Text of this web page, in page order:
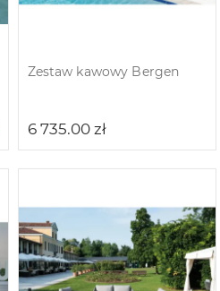
Zestaw kawowy Bergen
6 735.00 zł